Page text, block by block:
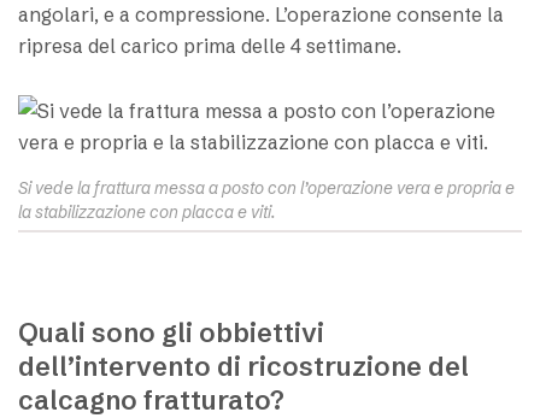
angolari, e a compressione. L’operazione consente la
ripresa del carico prima delle 4 settimane.
Si vede la frattura messa a posto con l’operazione vera e propria e
la stabilizzazione con placca e viti.
Quali sono gli obbiettivi
dell’intervento di ricostruzione del
calcagno fratturato?